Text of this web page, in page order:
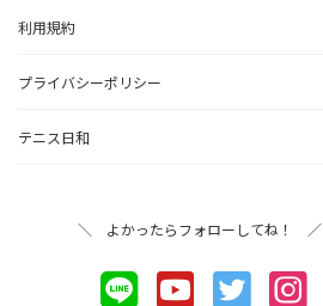
利用規約
プライバシーポリシー
テニス日和
＼ よかったらフォローしてね！ ／